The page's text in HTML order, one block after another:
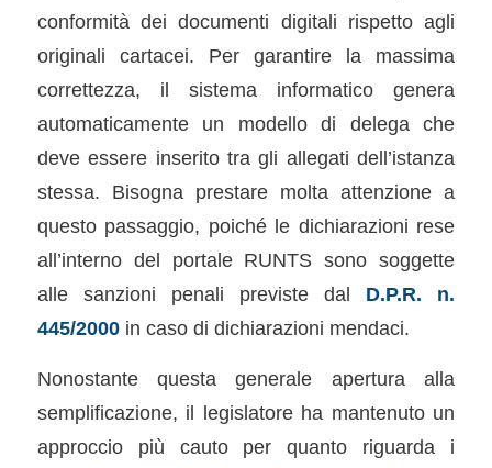
conformità dei documenti digitali rispetto agli
originali cartacei. Per garantire la massima
correttezza, il sistema informatico genera
automaticamente un modello di delega che
deve essere inserito tra gli allegati dell’istanza
stessa. Bisogna prestare molta attenzione a
questo passaggio, poiché le dichiarazioni rese
all’interno del portale RUNTS sono soggette
alle sanzioni penali previste dal D.P.R. n.
445/2000in caso di dichiarazioni mendaci.
Nonostante questa generale apertura alla
semplificazione, il legislatore ha mantenuto un
approccio più cauto per quanto riguarda i